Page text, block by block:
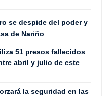
se despide del poder y
de Nariño
51 presos fallecidos
abril y julio de este
la seguridad en las